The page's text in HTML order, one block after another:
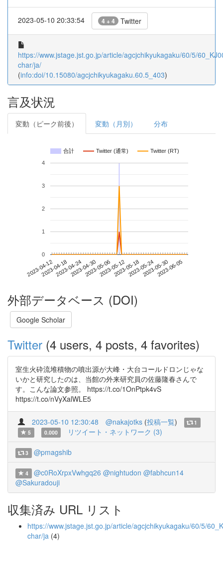
2023-05-10 20:33:54 4 + 4 Twitter
https://www.jstage.jst.go.jp/article/agcjchikyukagaku/60/5/
char/ja/
(info:doi/10.15080/agcjchikyukagaku.60.5_403)
言及状況
変動（ピーク前後） 変動（月別） 分布
合計 Twitter (通常) Twitter (RT)
2023-04-122023-04-182023-04-242023-04-302023-05-062023-05-122023-05-182023-05-242023-05-302023-06-05
0
1
2
3
4
外部データベース (DOI)
Google Scholar
Twitter (4 users, 4 posts, 4 favorites)
室生火砕流堆積物の噴出源が大峰・大台コールドロンじゃな
いかと研究したのは、当館の外来研究員の佐藤隆春さんで
す。こんな論文参照。 https://t.co/1OnPtpk4vS
https://t.co/nVyXalWLE5
2023-05-10 12:30:48 @nakajotks (投稿一覧)
1
5
0.000 リツイート・ネットワーク (3)
3 @pmagshib
4 @c0RoXrpxVwhgq26 @nightudon @fabhcun14
@Sakuradouji
収集済み URL リスト
https://www.jstage.jst.go.jp/article/agcjchikyukagaku/60/5/
char/ja (4)